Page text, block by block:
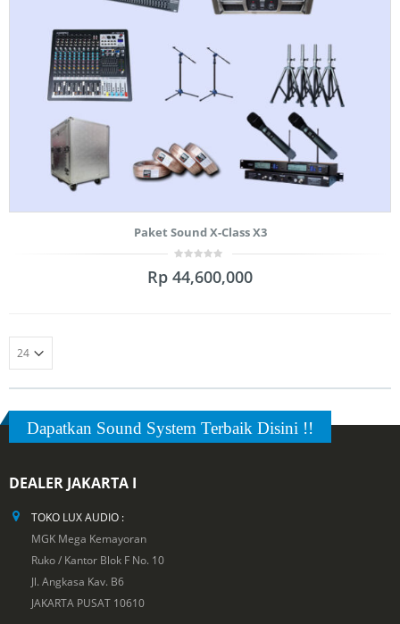
Paket Sound X-Class X3
out
Rp 44,600,000
Dapatkan Sound System Terbaik Disini !!
DEALER JAKARTA I
TOKO LUX AUDIO :
MGK Mega Kemayoran
Ruko / Kantor Blok F No. 10
Jl. Angkasa Kav. B6
JAKARTA PUSAT 10610